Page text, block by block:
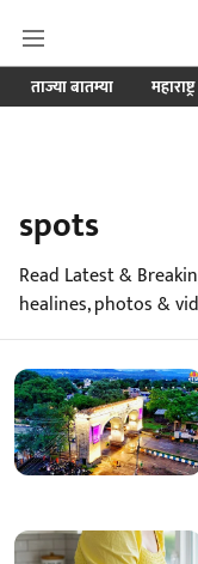
ताज्या बातम्या महाराष्ट्र
spots
Read Latest &
healines, photos &